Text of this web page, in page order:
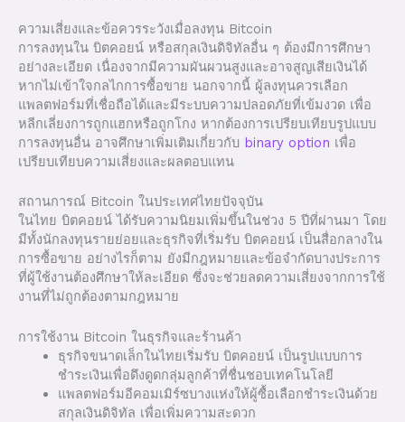
ความเสี่ยงและข้อควรระวังเมื่อลงทุน Bitcoin
การลงทุนใน บิตคอยน์ หรือสกุลเงินดิจิทัลอื่น ๆ ต้องมีการศึกษา
อย่างละเอียด เนื่องจากมีความผันผวนสูงและอาจสูญเสียเงินได้
หากไม่เข้าใจกลไกการซื้อขาย นอกจากนี้ ผู้ลงทุนควรเลือก
แพลตฟอร์มที่เชื่อถือได้และมีระบบความปลอดภัยที่เข้มงวด เพื่อ
หลีกเลี่ยงการถูกแฮกหรือถูกโกง หากต้องการเปรียบเทียบรูปแบบ
การลงทุนอื่น อาจศึกษาเพิ่มเติมเกี่ยวกับ binary option เพื่อ
เปรียบเทียบความเสี่ยงและผลตอบแทน
สถานการณ์ Bitcoin ในประเทศไทยปัจจุบัน
ในไทย บิตคอยน์ ได้รับความนิยมเพิ่มขึ้นในช่วง 5 ปีที่ผ่านมา โดย
มีทั้งนักลงทุนรายย่อยและธุรกิจที่เริ่มรับ บิตคอยน์ เป็นสื่อกลางใน
การซื้อขาย อย่างไรก็ตาม ยังมีกฎหมายและข้อจำกัดบางประการ
ที่ผู้ใช้งานต้องศึกษาให้ละเอียด ซึ่งจะช่วยลดความเสี่ยงจากการใช้
งานที่ไม่ถูกต้องตามกฎหมาย
การใช้งาน Bitcoin ในธุรกิจและร้านค้า
ธุรกิจขนาดเล็กในไทยเริ่มรับ บิตคอยน์ เป็นรูปแบบการ
ชำระเงินเพื่อดึงดูดกลุ่มลูกค้าที่ชื่นชอบเทคโนโลยี
แพลตฟอร์มอีคอมเมิร์ซบางแห่งให้ผู้ซื้อเลือกชำระเงินด้วย
สกุลเงินดิจิทัล เพื่อเพิ่มความสะดวก